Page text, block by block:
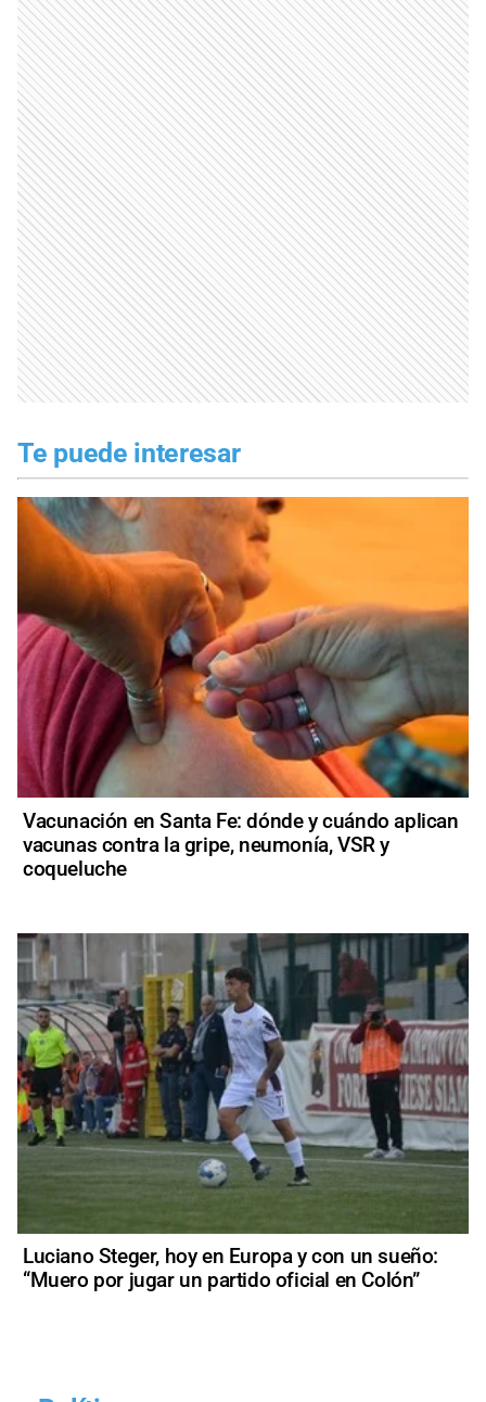
Te puede interesar
Vacunación en Santa Fe: dónde y cuándo aplican
vacunas contra la gripe, neumonía, VSR y
coqueluche
Luciano Steger, hoy en Europa y con un sueño:
“Muero por jugar un partido oficial en Colón”